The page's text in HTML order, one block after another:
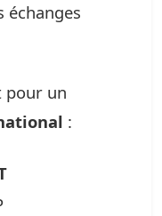
échanges
pour un
: